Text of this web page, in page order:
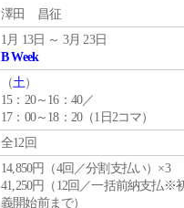
澤田 昌征
1月 13日 ～ 3月 23日
B Week
（土）
15：20～16：40／
17：00～18：20（1日2コマ）
全12回
14,850円（4回／分割支払い）×3
41,250円（12回／一括前納支払※
義開始前まで）